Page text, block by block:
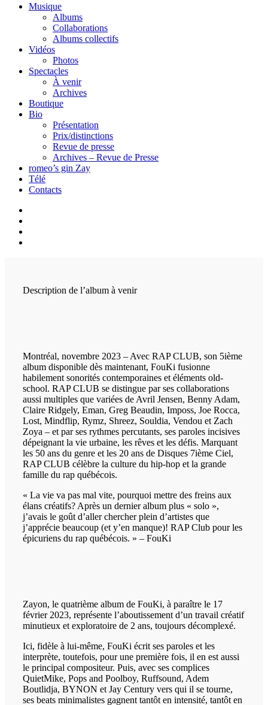
Close
Musique
Albums
Collaborations
Albums collectifs
Vidéos
Photos
Spectacles
À venir
Archives
Boutique
Bio
Présentation
Prix/distinctions
Revue de presse
Archives – Revue de Presse
romeo’s gin Zay
Télé
Contacts
Description de l’album à venir
Montréal, novembre 2023 – Avec RAP CLUB, son 5ième
album disponible dès maintenant, FouKi fusionne
habilement sonorités contemporaines et éléments old-
school. RAP CLUB se distingue par ses collaborations
aussi multiples que variées de Avril Jensen, Benny Adam,
Claire Ridgely, Eman, Greg Beaudin, Imposs, Joe Rocca,
Lost, Mindflip, Rymz, Shreez, Souldia, Vendou et Zach
Zoya – et par ses rythmes percutants, ses paroles incisives
dépeignant la vie urbaine, les rêves et les défis. Marquant
les 50 ans du genre et les 20 ans de Disques 7ième Ciel,
RAP CLUB célèbre la culture du hip-hop et la grande
famille du rap québécois.
« La vie va pas mal vite, pourquoi mettre des freins aux
élans créatifs? Après un dernier album plus « solo »,
j’avais le goût d’aller chercher plein d’artistes que
j’apprécie beaucoup (et y’en manque)! RAP Club pour les
épicuriens du rap québécois. » – FouKi
Zayon, le quatrième album de FouKi, à paraître le 17
février 2023, représente l’aboutissement d’un travail créatif
minutieux et exploratoire de 2 ans, toujours décomplexé.
Ici, fidèle à lui-même, FouKi écrit ses paroles et les
interprète, toutefois, pour une première fois, il en est aussi
le principal compositeur. Puis, avec ses complices
QuietMike, Pops and Poolboy, Ruffsound, Adem
Boutlidja, BYNON et Jay Century vers qui il se tourne,
ses beats minimalistes gagnent tantôt en intensité, tantôt en